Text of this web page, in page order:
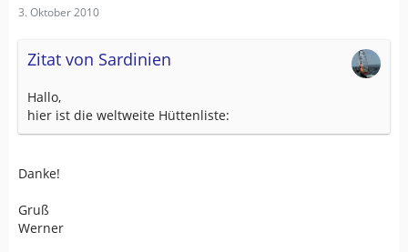
3. Oktober 2010
Zitat von Sardinien
Hallo,
hier ist die weltweite Hüttenliste:
Danke!
Gruß
Werner